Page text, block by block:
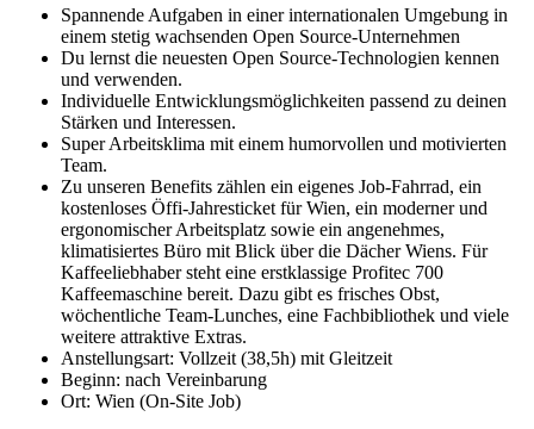
Spannende Aufgaben in einer internationalen Umgebung in
einem stetig wachsenden Open Source-Unternehmen
Du lernst die neuesten Open Source-Technologien kennen
und verwenden.
Individuelle Entwicklungsmöglichkeiten passend zu deinen
Stärken und Interessen.
Super Arbeitsklima mit einem humorvollen und motivierten
Team.
Zu unseren Benefits zählen ein eigenes Job-Fahrrad, ein
kostenloses Öffi-Jahresticket für Wien, ein moderner und
ergonomischer Arbeitsplatz sowie ein angenehmes,
klimatisiertes Büro mit Blick über die Dächer Wiens. Für
Kaffeeliebhaber steht eine erstklassige Profitec 700
Kaffeemaschine bereit. Dazu gibt es frisches Obst,
wöchentliche Team-Lunches, eine Fachbibliothek und viele
weitere attraktive Extras.
Anstellungsart: Vollzeit (38,5h) mit Gleitzeit
Beginn: nach Vereinbarung
Ort: Wien (On-Site Job)